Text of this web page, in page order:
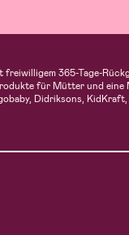
365-Tage-
für Mütter und
Didriksons,